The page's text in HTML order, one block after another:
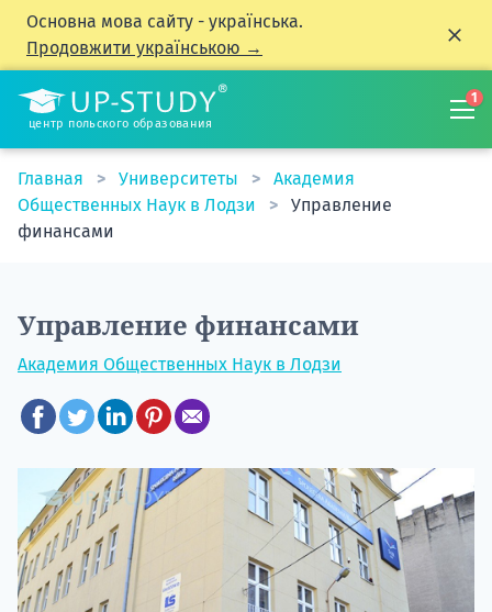
Основна мова сайту - українська.
Продовжити українською →
центр польского образования
1
Главная Университеты
Академия
Общественных Наук в Лодзи
Управление
финансами
Управление финансами
Академия Общественных Наук в Лодзи